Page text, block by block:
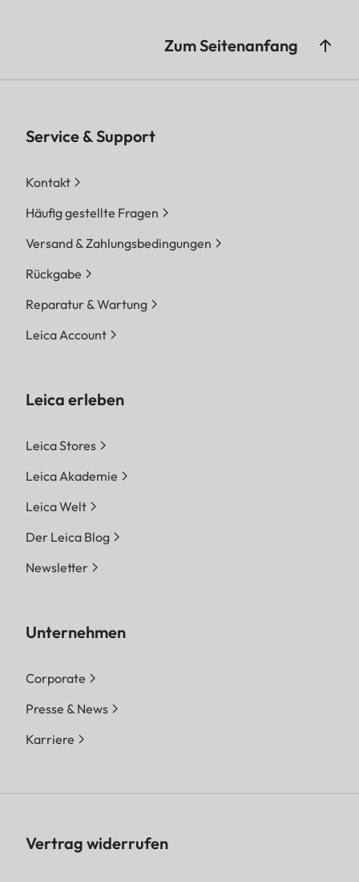
Zum Seitenanfang
Service & Support
Kontakt
Häufig gestellte Fragen
Versand & Zahlungsbedingungen
Rückgabe
Reparatur & Wartung
Leica Account
Leica erleben
Leica Stores
Leica Akademie
Leica Welt
Der Leica Blog
Newsletter
Unternehmen
Corporate
Presse & News
Karriere
Vertrag widerrufen